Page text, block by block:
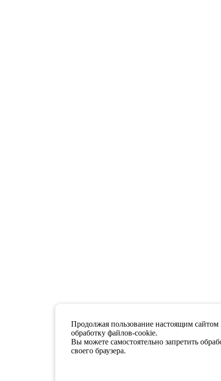
Продолжая пользование настоящим
обработку файлов-cookie.
Вы можете самостоятельно запретить
своего браузера.